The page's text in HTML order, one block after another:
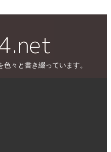
々と書き綴っています。